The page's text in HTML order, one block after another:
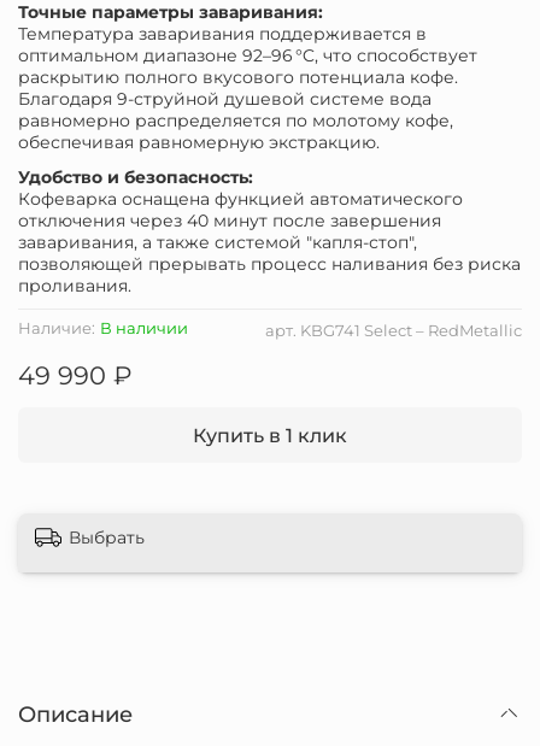
арт. KBG741 Select – RedMetallic
Наличие: В наличии
49 990 ₽
Купить в 1 клик
Точные параметры заваривания:
Температура заваривания поддерживается в
оптимальном диапазоне 92–96 °C, что способствует
раскрытию полного вкусового потенциала кофе.
Благодаря 9-струйной душевой системе вода
равномерно распределяется по молотому кофе,
обеспечивая равномерную экстракцию.
Удобство и безопасность:
Кофеварка оснащена функцией автоматического
отключения через 40 минут после завершения
заваривания, а также системой "капля-стоп",
позволяющей прерывать процесс наливания без риска
проливания.
Выбрать
Описание